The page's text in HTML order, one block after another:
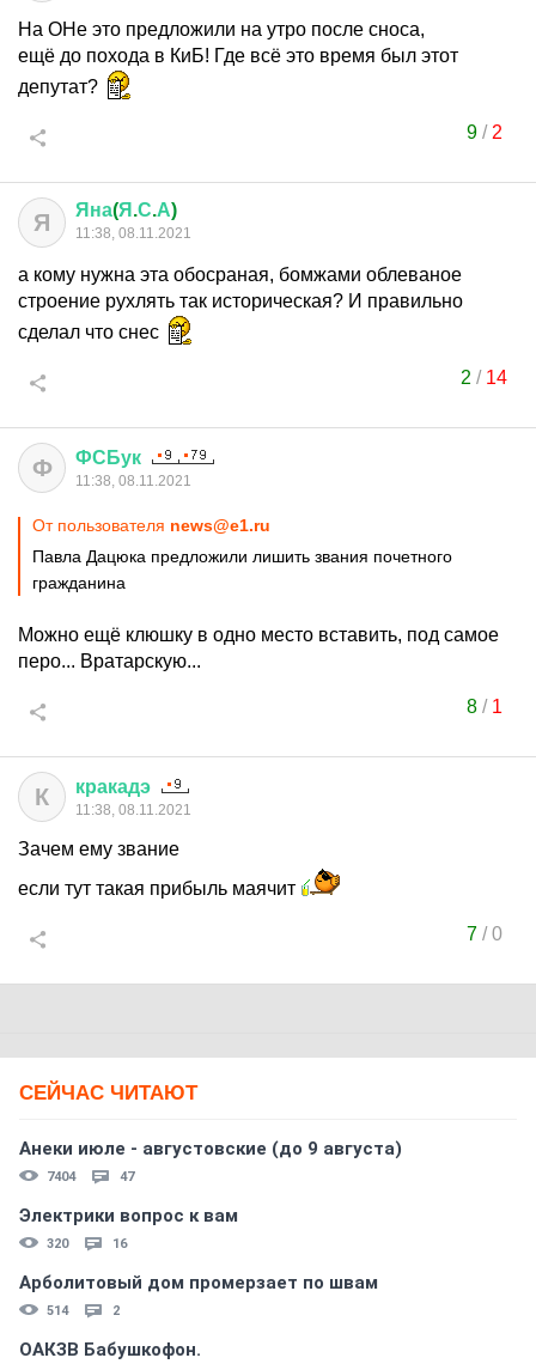
На ОНе это предложили на утро после сноса,
ещё до похода в КиБ! Где всё это время был этот
депутат?
9/ 2
Я Яна(Я .С.А)
11:38, 08.11.2021
а кому нужна эта обосраная, бомжами облеваное
строение рухлять так историческая? И правильно
сделал что снес
2 / 14
Ф ФСБук
11:38, 08.11.2021
От пользователя news@e1.ru
Павла Дацюка предложили лишить звания почетного
гражданина
Можно ещё клюшку в одно место вставить, под самое
перо... Вратарскую...
8/ 1
К кракадэ
11:38, 08.11.2021
Зачем ему звание
если тут такая прибыль маячит
7/0
СЕЙЧАС ЧИТАЮТ
Анеки июле - августовские (до 9 августа)
7404 47
Электрики вопрос к вам
320 16
Арболитовый дом промерзает по швам
514 2
ОАКЗВ Бабушкофон.